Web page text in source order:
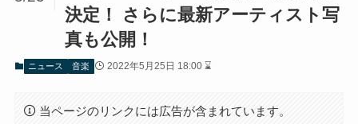
決定！ さらに最新アーティスト写
真も公開！
ニュース 音楽 2022年5月25日 18:00 ⌛
当ページのリンクには広告が含まれています。